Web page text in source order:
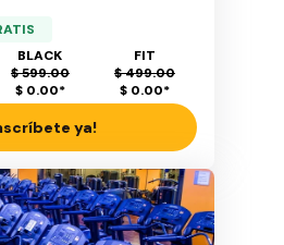
BLACK
$ 599.00
$ 0.00*
FIT
$ 499.00
$ 0.00*
ya!